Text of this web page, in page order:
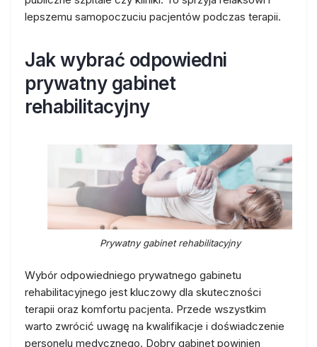
lepszemu samopoczuciu pacjentów podczas terapii.
Jak wybrać odpowiedni
prywatny gabinet
rehabilitacyjny
Prywatny gabinet rehabilitacyjny
Wybór odpowiedniego prywatnego gabinetu
rehabilitacyjnego jest kluczowy dla skuteczności
terapii oraz komfortu pacjenta. Przede wszystkim
warto zwrócić uwagę na kwalifikacje i doświadczenie
personelu medycznego. Dobry gabinet powinien